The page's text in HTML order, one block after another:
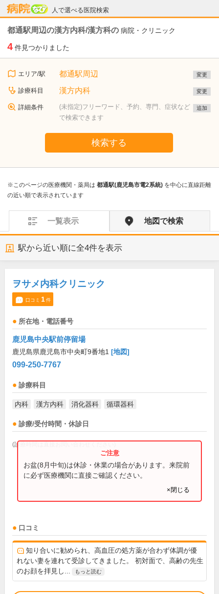
人で選べる医院検索
病院なび
都通駅周辺の漢方内科/漢方科の 病院・クリニック
4 件見つかりました
エリア/駅 都通駅周辺 変更
診療科目 漢方内科 変更
詳細条件
(未指定)フリーワード、予約、専門、症状など
で検索できます
追加
検索する
※このページの医療機関・薬局は 都通駅(鹿児島市電2系統) を中心に直線距離
の近い順で表示されています
一覧表示 地図で検索
駅から近い順に全4件を表示
ヲサメ内科クリニック
口コミ 1件
所在地・電話番号
鹿児島中央駅前停留場
鹿児島県鹿児島市中央町9番地1 [地図]
099-250-7767
診療科目
内科 漢方内科 消化器科 循環器科
診療/受付時間・休診日
(診療時間は直接お問い合わせください)
お盆(8月中旬)は休診・休業の場合があります。来院前
に必ず医療機関に直接ご確認ください。
×閉じる
口コミ
知り合いに勧められ、高血圧の処方薬が合わず体調が優
れない妻を連れて受診してきました。 初対面で、高齢の先生
のお顔を拝見し...
もっと読む